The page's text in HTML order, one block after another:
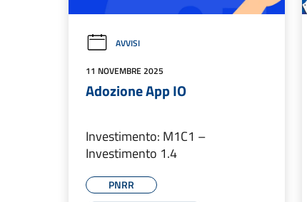
AVVISI
11 NOVEMBRE 2025
Adozione App IO
Investimento: M1C1 –
Investimento 1.4
PNRR